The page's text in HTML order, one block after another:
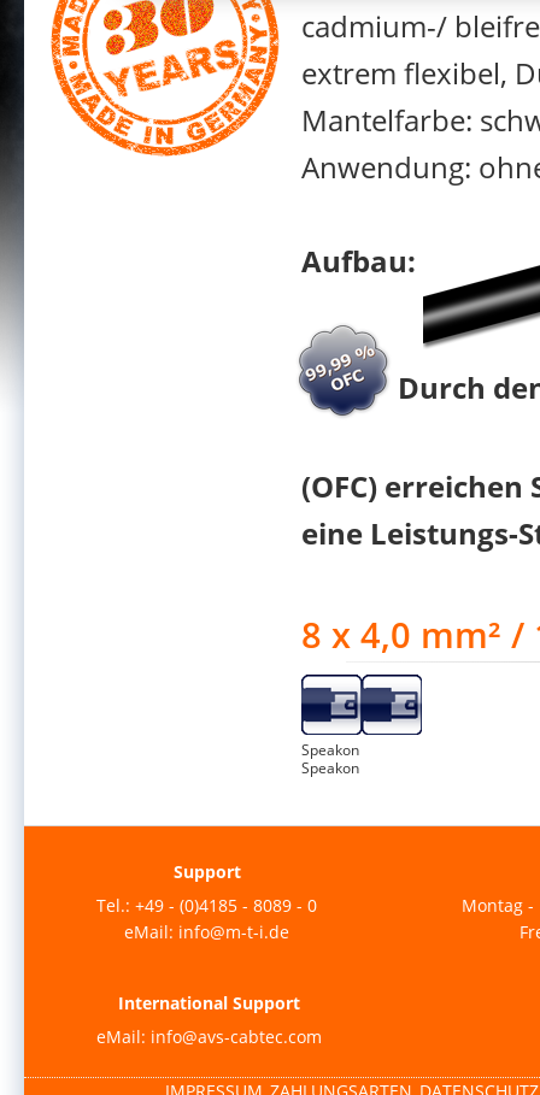
cadmium-/
extrem flexibel,
Mantelfarbe:
Anwendung:
Aufbau:
Durch
(OFC)
eine Leistungs-
8 x 4,0 mm² /
Speakon
Speakon
Support
Tel.: +49 - (0)4185 - 8089 - 0
eMail: info@m-t-i.de
Montag -
International Support
eMail: info@avs-cabtec.com